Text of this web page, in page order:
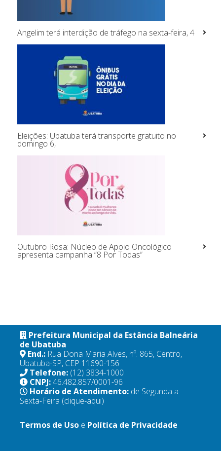
Angelim terá interdição de tráfego na sexta-feira, 4
Eleições: Ubatuba terá transporte gratuito no
domingo 6,
Outubro Rosa: Núcleo de Apoio Oncológico
apresenta campanha “8 Por Todas”
Prefeitura Municipal da Estância Balneária
de Ubatuba
End.: Rua Dona Maria Alves, nº. 865, Centro,
Ubatuba-SP, CEP 11690-156
Telefone: (12) 3834-1000
CNPJ:46.482.857/0001-96
Horário de Atendimento: de Segunda a
Sexta-Feira (clique-aqui)
Termos de Uso e Política de Privacidade